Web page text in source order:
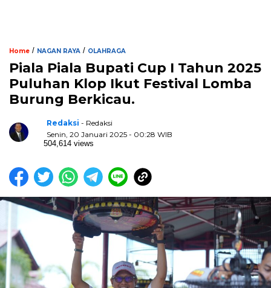
Home / NAGAN RAYA / OLAHRAGA
Piala Piala Bupati Cup I Tahun 2025
Puluhan Klop Ikut Festival Lomba
Burung Berkicau.
Redaksi - Redaksi
Senin, 20 Januari 2025 - 00:28 WIB
504,614 views